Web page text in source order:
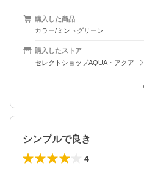
購入した商品
カラー/ミントグリーン
購入したストア
セレクトショップAQUA・アクア
シンプルで良き
4